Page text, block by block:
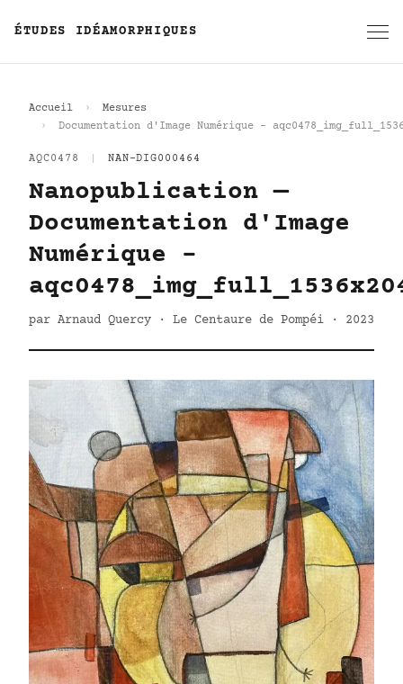
ÉTUDES IDÉAMORPHIQUES
Accueil
Mesures
Documentation d'Image Numérique -
AQC0478 NAN-DIG000464
Nanopublication —
Documentation d'Image
Numérique -
par Arnaud Quercy · Le Centaure de Pompéi · 2023